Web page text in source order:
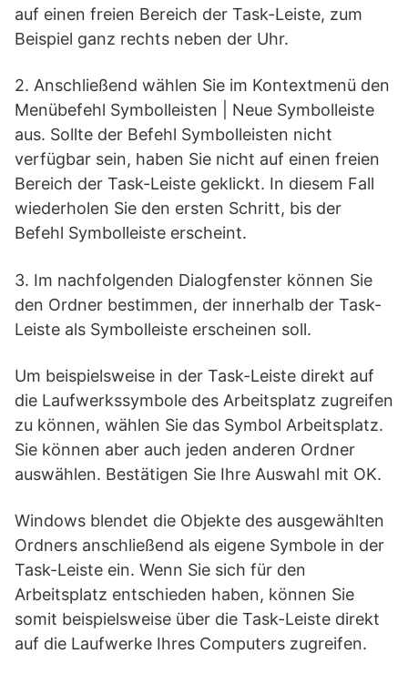
auf einen freien Bereich der Task-Leiste, zum
Beispiel ganz rechts neben der Uhr.
2. Anschließend wählen Sie im Kontextmenü den
Menübefehl Symbolleisten | Neue Symbolleiste
aus. Sollte der Befehl Symbolleisten nicht
verfügbar sein, haben Sie nicht auf einen freien
Bereich der Task-Leiste geklickt. In diesem Fall
wiederholen Sie den ersten Schritt, bis der
Befehl Symbolleiste erscheint.
3. Im nachfolgenden Dialogfenster können Sie
den Ordner bestimmen, der innerhalb der Task-
Leiste als Symbolleiste erscheinen soll.
Um beispielsweise in der Task-Leiste direkt auf
die Laufwerkssymbole des Arbeitsplatz zugreifen
zu können, wählen Sie das Symbol Arbeitsplatz.
Sie können aber auch jeden anderen Ordner
auswählen. Bestätigen Sie Ihre Auswahl mit OK.
Windows blendet die Objekte des ausgewählten
Ordners anschließend als eigene Symbole in der
Task-Leiste ein. Wenn Sie sich für den
Arbeitsplatz entschieden haben, können Sie
somit beispielsweise über die Task-Leiste direkt
auf die Laufwerke Ihres Computers zugreifen.